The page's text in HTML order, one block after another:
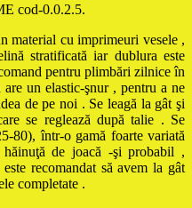
cod-0.0.2.5.
material cu imprimeuri vesele ,
stratificată iar dublura este
pentru plimbări zilnice în
un elastic-şnur , pentru a ne
de pe noi . Se leagă la gât şi
se reglează după talie . Se
80), într-o gamă foarte variată
de joacă -şi probabil ,
recomandat să avem la gât
completate .